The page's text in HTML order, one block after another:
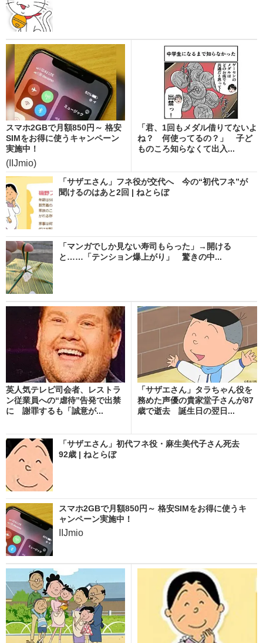
スマホ2GBで月額850円～ 格安
SIMをお得に使うキャンペーン
実施中！
(IIJmio)
「君、1回もメダル借りてないよ
ね？ 何使ってるの？」 子ど
ものころ知らなくて出入...
「サザエさん」フネ役が交代へ 今の“初代フネ”が
聞けるのはあと2回 | ねとらぼ
「マンガでしか見ない寿司もらった」→開ける
と……「テンション爆上がり」 驚きの中...
英人気テレビ司会者、レストラ
ン従業員への“虐待”告発で出禁
に 謝罪するも「誠意が...
「サザエさん」タラちゃん役を
務めた声優の貴家堂子さんが87
歳で逝去 誕生日の翌日...
「サザエさん」初代フネ役・麻生美代子さん死去
92歳 | ねとらぼ
スマホ2GBで月額850円～ 格安SIMをお得に使うキ
ャンペーン実施中！
IIJmio